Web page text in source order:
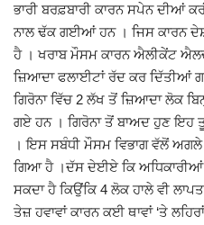
Railway Time Table
Lambi
Sri Muktsar Sahib News
Punjab
Life & Style
ਭਾਰੀ ਬਰਫ਼ਬਾਰੀ ਕਾਰਨ ਸਪੇਨ ਦੀਆਂ
ਨਾਲ ਢੱਕ ਗਈਆਂ ਹਨ । ਜਿਸ ਕਾਰਨ
ਹੈ । ਖਰਾਬ ਮੌਸਮ ਕਾਰਨ ਐਲੀਕੇਂਟ
ਜ਼ਿਆਦਾ ਫਲਾਈਟਾਂ ਰੱਦ ਕਰ ਦਿੱਤੀਆਂ
ਗਿਰੋਨਾ ਵਿੱਚ 2 ਲੱਖ ਤੋਂ ਜ਼ਿਆਦਾ ਲੋਕ
ਗਏ ਹਨ । ਗਿਰੋਨਾ ਤੋਂ ਬਾਅਦ ਹੁਣ ਇਹ
। ਇਸ ਸਬੰਧੀ ਮੌਸਮ ਵਿਭਾਗ ਵੱਲੋਂ
ਗਿਆ ਹੈ ।ਦੱਸ ਦੇਈਏ ਕਿ ਅਧਿਕਾਰੀਆਂ
ਸਕਦਾ ਹੈ ਕਿਉਂਕਿ 4 ਲੋਕ ਹਾਲੇ ਵੀ
ਤੇਜ਼ ਹਵਾਵਾਂ ਕਾਰਨ ਕਈ ਥਾਵਾਂ ‘ਤੇ